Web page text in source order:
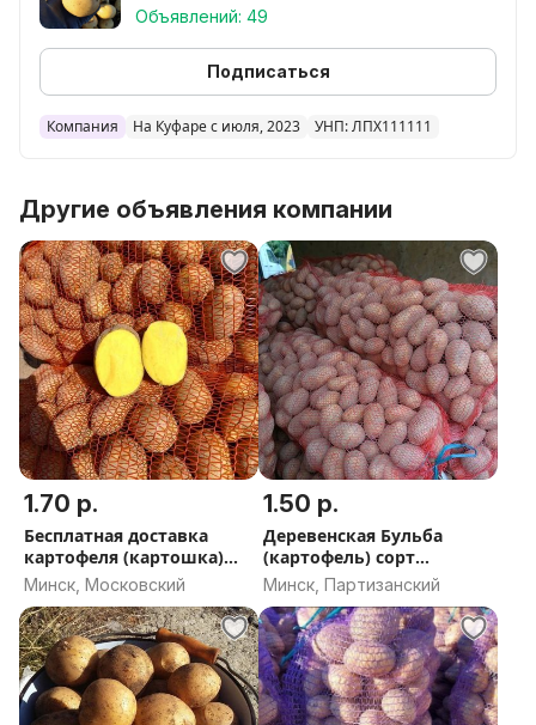
Возможен самовывоз район Малиновка. От 3сеток.
Цена: 1,60руб.кг
Самовывоз Гродненская область от 40 сеток
1,50руб/кг.
В наличии Лук, Морковь и Свекла.
Объявлений: 49
Подписаться
Компания На Куфаре с июля, 2023 УНП: ЛПX111111
Другие объявления компании
1.70 р.
Бесплатная доставка
картофеля (картошка)
сорт ''Лошицкий '
Минск, Московский
1.50 р.
Деревенская Бульба
(картофель) сорт
''Дарэнка''
Минск, Партизанский